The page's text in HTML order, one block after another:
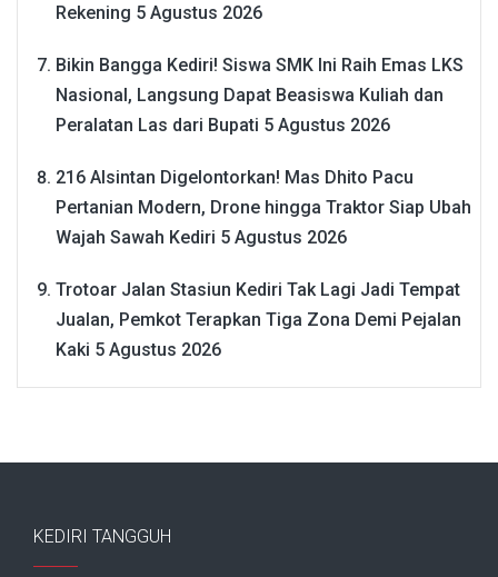
Rekening 5 Agustus 2026
Bikin Bangga Kediri! Siswa SMK Ini Raih Emas LKS
Nasional, Langsung Dapat Beasiswa Kuliah dan
Peralatan Las dari Bupati 5 Agustus 2026
216 Alsintan Digelontorkan! Mas Dhito Pacu
Pertanian Modern, Drone hingga Traktor Siap Ubah
Wajah Sawah Kediri 5 Agustus 2026
Trotoar Jalan Stasiun Kediri Tak Lagi Jadi Tempat
Jualan, Pemkot Terapkan Tiga Zona Demi Pejalan
Kaki 5 Agustus 2026
KEDIRI TANGGUH